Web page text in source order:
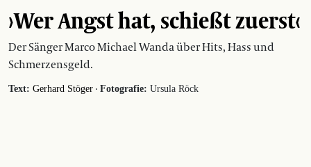
›Wer Angst hat, schießt zuerst‹
Der Sänger Marco Michael Wanda über Hits, Hass und
Schmerzensgeld.
Text: Gerhard Stöger · Fotografie: Ursula Röck